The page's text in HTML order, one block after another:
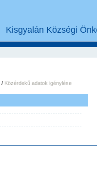
Kisgyalán Községi
/ Közérdekű adatok igénylése